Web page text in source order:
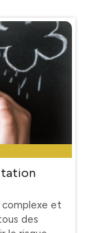
complexe et
des